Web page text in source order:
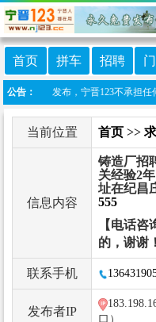
首页 拼车 招聘
公告：
网友自行发布，宁晋123不承担任
当前位置 首页 >>
信息内容
铸造厂招
关经验2
址在纪昌
555
【电话
的，谢谢
联系手机
发布者IP
口）